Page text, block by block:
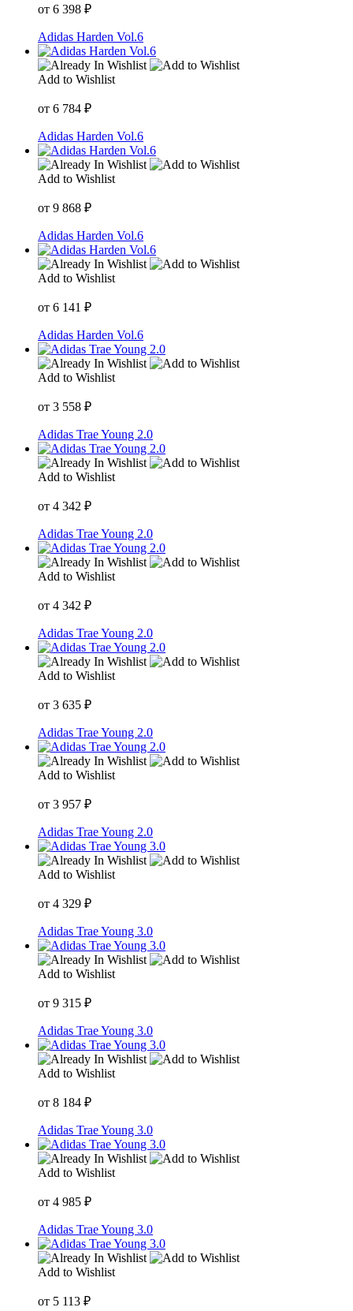
от 6 398 ₽
Adidas Harden Vol.6
Add to Wishlist
от 6 784 ₽
Adidas Harden Vol.6
Add to Wishlist
от 9 868 ₽
Adidas Harden Vol.6
Add to Wishlist
от 6 141 ₽
Adidas Harden Vol.6
Add to Wishlist
от 3 558 ₽
Adidas Trae Young 2.0
Add to Wishlist
от 4 342 ₽
Adidas Trae Young 2.0
Add to Wishlist
от 4 342 ₽
Adidas Trae Young 2.0
Add to Wishlist
от 3 635 ₽
Adidas Trae Young 2.0
Add to Wishlist
от 3 957 ₽
Adidas Trae Young 2.0
Add to Wishlist
от 4 329 ₽
Adidas Trae Young 3.0
Add to Wishlist
от 9 315 ₽
Adidas Trae Young 3.0
Add to Wishlist
от 8 184 ₽
Adidas Trae Young 3.0
Add to Wishlist
от 4 985 ₽
Adidas Trae Young 3.0
Add to Wishlist
от 5 113 ₽